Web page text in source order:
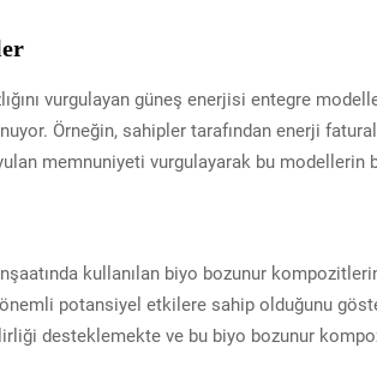
vurgulayan güneş enerjisi entegre
Örneğin, sahipler tarafından enerji
memnuniyeti vurgulayarak bu modellerin
kullanılan biyo bozunur
potansiyel etkilere sahip olduğunu
desteklemekte ve bu biyo bozunur